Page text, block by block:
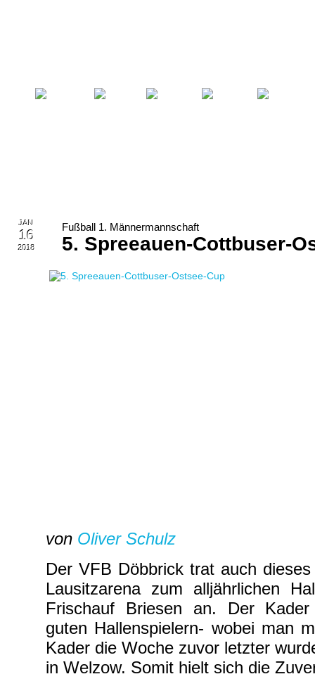
JAN
16
2018
Fußball 1. Männermannschaft
5. Spreeauen-Cottbuser-
von Oliver Schulz
Der VFB Döbbrick trat auch
Lausitzarena zum alljährlichen
Frischauf Briesen an. Der
guten Hallenspielern- wobei man
Kader die Woche zuvor letzter
in Welzow. Somit hielt sich die